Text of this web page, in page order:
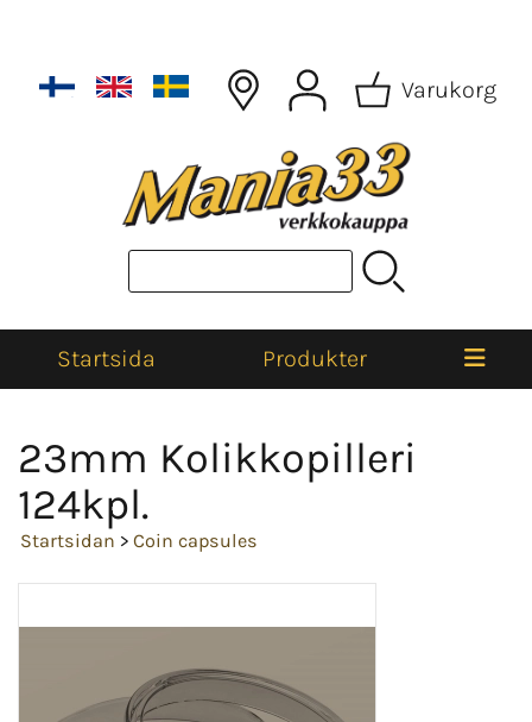
Varukorg
Startsida Produkter
23mm Kolikkopilleri
124kpl.
Startsidan > Coin capsules